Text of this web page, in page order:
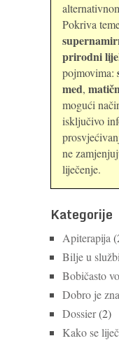
Pokriva
prirodni
pojmovima:
med,
mogući
isključivo
ne
liječenje.
Kategorije
Apiterapija
Bilje u
Bobičasto
Dobro je
Dossier(2)
Kako se